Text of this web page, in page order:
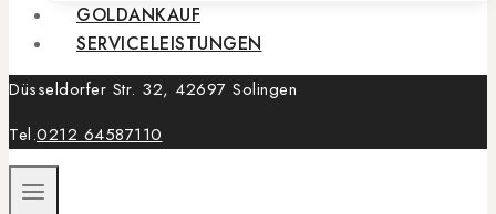
GOLDANKAUF
SERVICELEISTUNGEN
Düsseldorfer Str. 32, 42697 Solingen
Tel.0212 64587110